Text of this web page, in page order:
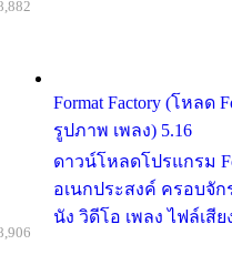
Format Factory (โหลด
รูปภาพ เพลง) 5.16
ดาวน์โหลดโปรแกรม
อเนกประสงค์ ครอบจั
นัง วิดีโอ เพลง ไฟล์เสี